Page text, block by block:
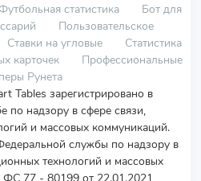
Футбольная статистика
Бот для
Пользовательское
Ставки на угловые
Статистика
карточек
Профессиональные
Рунета
Tables зарегистрировано в
по надзору в сфере связи,
и массовых коммуникаций.
службы по надзору в
технологий и массовых